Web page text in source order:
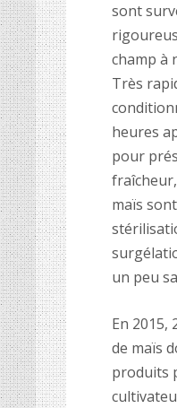
sont
champ à
Très
heures
pour
maïs
un peu
En 2015,
de maïs
produits